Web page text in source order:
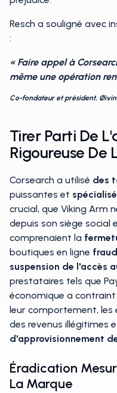
Resch a souligné avec
:
« Faire appel à
même une opération
Co-fondateur et président,
Tirer Parti De
Rigoureuse De
Corsearch a utilisé des
puissantes et
crucial, que Viking Arm
depuis son siège social
comprenaient la
boutiques en ligne
suspension de l'accès
prestataires tels que
économique a
leur comportement, les
des revenus illégitimes
d'approvisionnement
Éradication
La Marque